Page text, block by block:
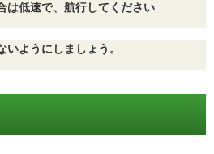
低速で、航行してください
ようにしましょう。